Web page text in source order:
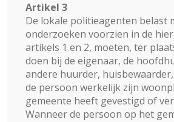
Artikel 3
De lokale politieagenten belast
onderzoeken voorzien in de
artikels 1 en 2, moeten, ter
doen bij de eigenaar, de
andere huurder,
de persoon werkelijk zijn
gemeente heeft gevestigd of
Wanneer de persoon op het